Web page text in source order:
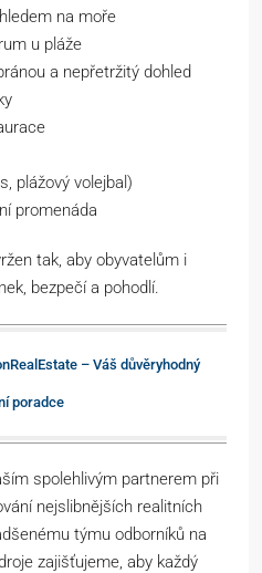
na moře
u pláže
a nepřetržitý dohled
plážový volejbal)
promenáda
tak, aby obyvatelům i
bezpečí a pohodlí.
– Váš důvěryhodný
poradce
spolehlivým partnerem při
nejslibnějších realitních
týmu odborníků na
zajišťujeme, aby každý